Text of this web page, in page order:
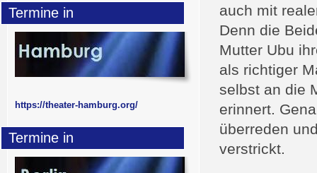
auch mit
Denn die
Mutter Ubu
als richtiger
selbst an die
erinnert.
überreden
verstrickt.
Termine in
https://theater-hamburg.org/
Termine in